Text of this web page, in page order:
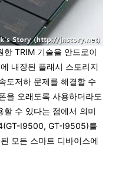
TRIM 기술을 안드로이
내장된 플래시 스토리지
도저하 문제를 해결할 수
을 오래도록 사용하더라도
할 수 있다는 점에서 의미
I9500, GT-I9505)를
모든 스마트 디바이스에